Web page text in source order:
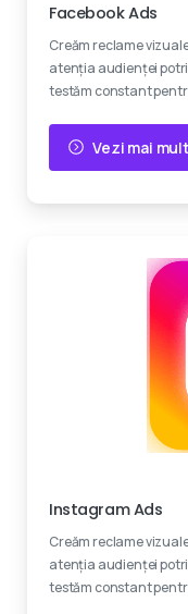
Facebook Ads
Creăm reclame
atenția audienței
testăm constant
Vezi mai mult
Instagram Ads
Creăm reclame
atenția audienței
testăm constant